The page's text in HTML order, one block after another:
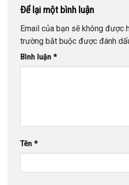
Để lại một bình luận
Email của bạn sẽ không được
trường bắt buộc được đánh
Bình luận *
Tên *